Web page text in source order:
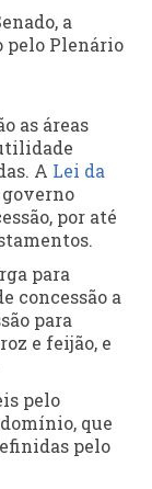
a
pelo Plenário
as áreas
A Lei da
por até
para
concessão a
para
e feijão, e
pelo
que
pelo